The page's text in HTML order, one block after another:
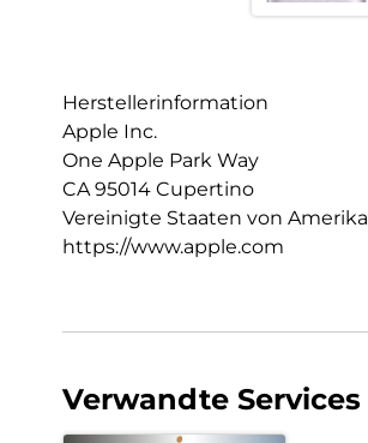
Herstellerinformation
Apple Inc.
One Apple Park Way
CA 95014 Cupertino
Vereinigte Staaten von Amerika
https://www.apple.com
Verwandte Services